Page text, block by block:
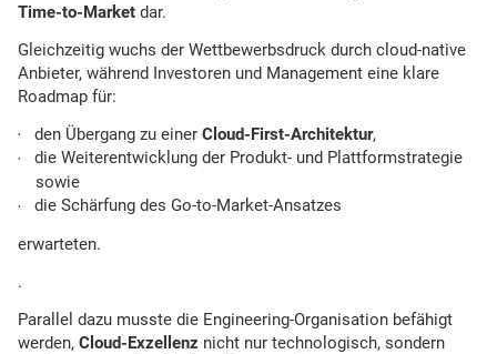
Time-to-Market dar.
Gleichzeitig wuchs der Wettbewerbsdruck durch cloud-native
Anbieter, während Investoren und Management eine klare
Roadmap für:
den Übergang zu einer Cloud-First-Architektur,
die Weiterentwicklung der Produkt- und Plattformstrategie
sowie
die Schärfung des Go-to-Market-Ansatzes
erwarteten.
.
Parallel dazu musste die Engineering-Organisation befähigt
werden, Cloud-Exzellenz nicht nur technologisch, sondern